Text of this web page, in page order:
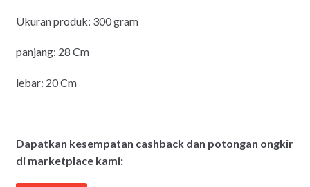
Ukuran produk: 300 gram
panjang: 28 Cm
lebar: 20 Cm
Dapatkan kesempatan cashback dan potongan ongkir
di marketplace kami: